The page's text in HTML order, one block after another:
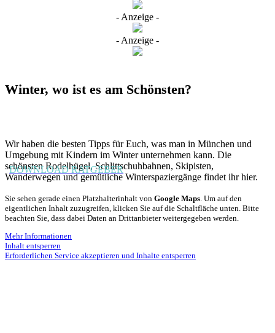
- Anzeige -
- Anzeige -
Winter, wo ist es am Schönsten?
Wir haben die besten Tipps für Euch, was man in München und
Umgebung mit Kindern im Winter unternehmen kann. Die
schönsten Rodelhügel, Schlittschuhbahnen, Skipisten,
Wanderwegen und gemütliche Winterspaziergänge findet ihr hier.
DOWNLOAD RATGEBER
Sie sehen gerade einen Platzhalterinhalt von Google Maps . Um auf den
eigentlichen Inhalt zuzugreifen, klicken Sie auf die Schaltfläche unten. Bitte
beachten Sie, dass dabei Daten an Drittanbieter weitergegeben werden.
Mehr Informationen
Inhalt entsperren
Erforderlichen Service akzeptieren und Inhalte entsperren